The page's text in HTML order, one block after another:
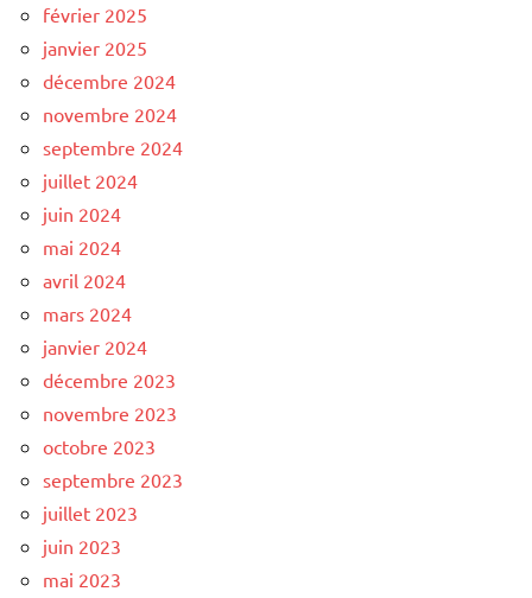
février 2025
janvier 2025
décembre 2024
novembre 2024
septembre 2024
juillet 2024
juin 2024
mai 2024
avril 2024
mars 2024
janvier 2024
décembre 2023
novembre 2023
octobre 2023
septembre 2023
juillet 2023
juin 2023
mai 2023